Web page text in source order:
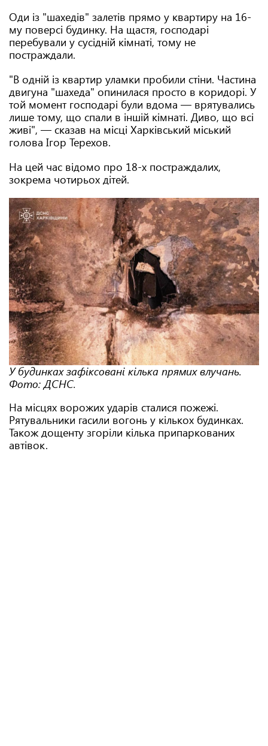
Оди із "шахедів" залетів прямо у квартиру на 16-
му поверсі будинку. На щастя, господарі
перебували у сусідній кімнаті, тому не
постраждали.
"В одній із квартир уламки пробили стіни. Частина
двигуна "шахеда" опинилася просто в коридорі. У
той момент господарі були вдома — врятувались
лише тому, що спали в іншій кімнаті. Диво, що всі
живі", — сказав на місці Харківський міський
голова Ігор Терехов.
На цей час відомо про 18-х постраждалих,
зокрема чотирьох дітей.
У будинках зафіксовані кілька прямих влучань.
Фото: ДСНС.
На місцях ворожих ударів сталися пожежі.
Рятувальники гасили вогонь у кількох будинках.
Також дощенту згоріли кілька припаркованих
автівок.